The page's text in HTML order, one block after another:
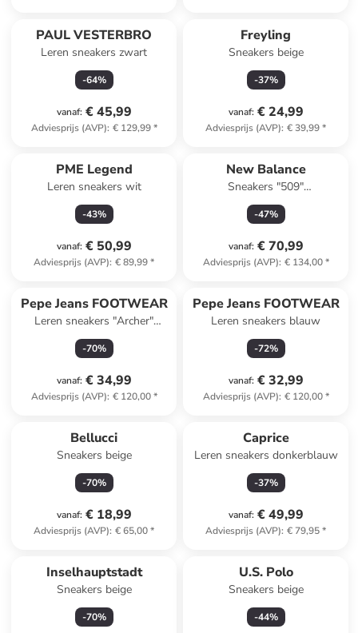
PAUL VESTERBRO
Leren sneakers zwart
-64%
vanaf: € 45,99
Adviesprijs (AVP): € 129,99*
Freyling
Sneakers beige
-37%
vanaf: € 24,99
Adviesprijs (AVP): € 39,99*
PME Legend
Leren sneakers wit
-43%
vanaf: € 50,99
Adviesprijs (AVP): € 89,99*
New Balance
Sneakers "509"
wit/zilverkleurig
-47%
vanaf: € 70,99
Adviesprijs (AVP): € 134,00*
Pepe Jeans FOOTWEAR
Leren sneakers "Archer"
crème/goudkleurig
-70%
vanaf: € 34,99
Adviesprijs (AVP): € 120,00*
Pepe Jeans FOOTWEAR
Leren sneakers blauw
-72%
vanaf: € 32,99
Adviesprijs (AVP): € 120,00*
Bellucci
Sneakers beige
-70%
vanaf: € 18,99
Adviesprijs (AVP): € 65,00*
Caprice
Leren sneakers donkerblauw
-37%
vanaf: € 49,99
Adviesprijs (AVP): € 79,95*
Inselhauptstadt
Sneakers beige
-70%
U.S. Polo
Sneakers beige
-44%